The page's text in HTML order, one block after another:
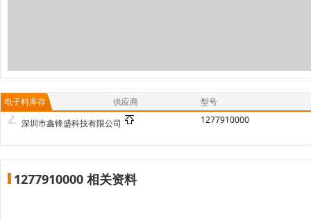
电子料库存 供应商
型号
深圳市鑫锋盛科技有限公司
1277910000
1277910000 相关资料